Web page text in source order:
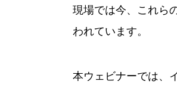
現場では今、これら
われています。
本ウェビナーでは、